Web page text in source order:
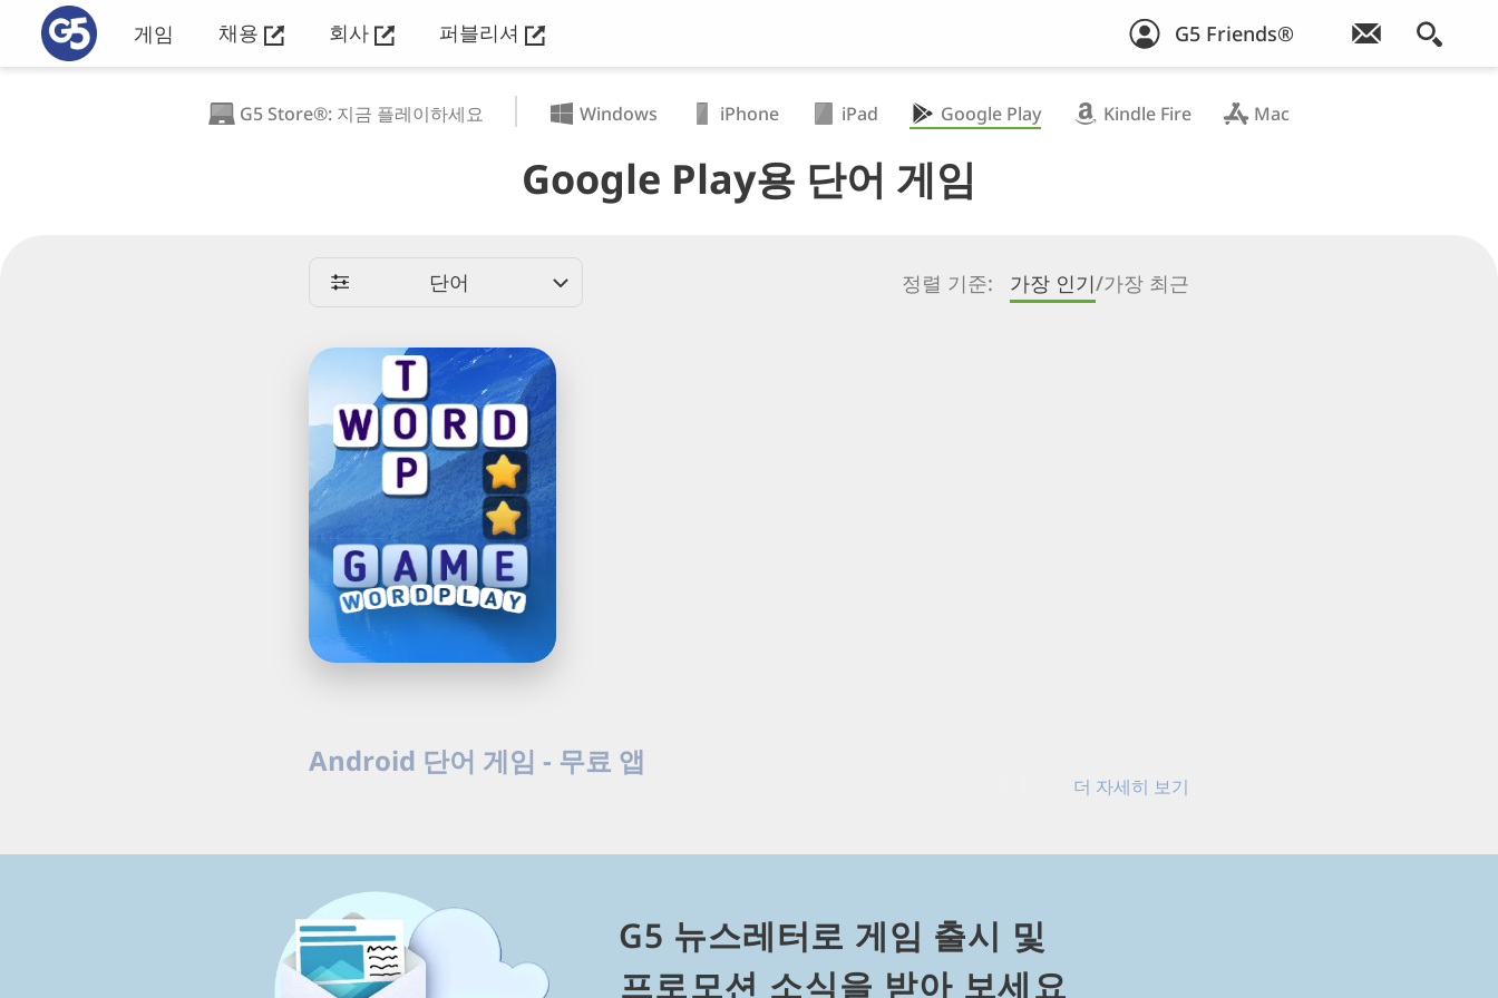
게임 채용 회사 퍼블리셔 G5 Friends®
G5 Store®: 지금 플레이하세요 Windows iPhone iPad Google Play Kindle Fire Mac
Google Play용 단어 게임
단어 정렬 기준: 가장 인기/가장 최근
Wordplay:
your
brain™
더 자세히 보기
Android 단어 게임 - 무료 앱
더 간략히 보기
G5 뉴스레터로 게임 출시 및
⁠프⁠로⁠모⁠션 소⁠식⁠을 받⁠아 보⁠세⁠요